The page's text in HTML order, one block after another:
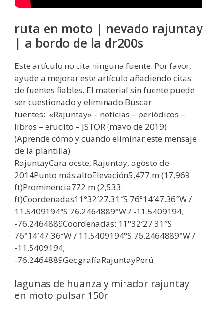
ruta en moto | nevado rajuntay
| a bordo de la dr200s
Este artículo no cita ninguna fuente. Por favor,
ayude a mejorar este artículo añadiendo citas
de fuentes fiables. El material sin fuente puede
ser cuestionado y eliminado.Buscar
fuentes: «Rajuntay» – noticias – periódicos –
libros – erudito – JSTOR (mayo de 2019)
(Aprende cómo y cuándo eliminar este mensaje
de la plantilla)
RajuntayCara oeste, Rajuntay, agosto de
2014Punto más altoElevación5,477 m (17,969
ft)Prominencia772 m (2,533
ft)Coordenadas11°32′27.31″S 76°14′47.36″W /
11.5409194°S 76.2464889°W / -11.5409194;
-76.2464889Coordenadas: 11°32′27.31″S
76°14′47.36″W / 11.5409194°S 76.2464889°W /
-11.5409194;
-76.2464889GeografíaRajuntayPerú
lagunas de huanza y mirador rajuntay
en moto pulsar 150r